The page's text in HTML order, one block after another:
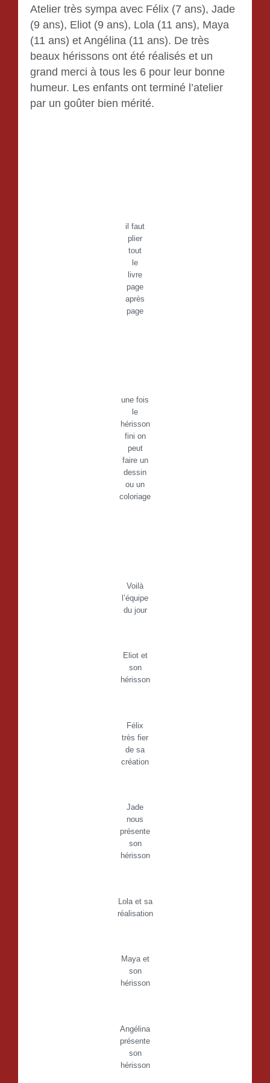
Atelier très sympa avec Félix (7 ans), Jade
(9 ans), Eliot (9 ans), Lola (11 ans), Maya
(11 ans) et Angélina (11 ans). De très
beaux hérissons ont été réalisés et un
grand merci à tous les 6 pour leur bonne
humeur. Les enfants ont terminé l’atelier
par un goûter bien mérité.
il faut
plier
tout
le
livre
page
après
page
une fois
le
hérisson
fini on
peut
faire un
dessin
ou un
coloriage
Voilà
l’équipe
du jour
Eliot et
son
hérisson
Félix
très fier
de sa
création
Jade
nous
présente
son
hérisson
Lola et sa
réalisation
Maya et
son
hérisson
Angélina
présente
son
hérisson